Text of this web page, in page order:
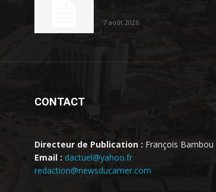
7 août 2026
CONTACT
Directeur de Publication : François Bambou
Email : dactuel@yahoo.fr
redaction@newsducamer.com